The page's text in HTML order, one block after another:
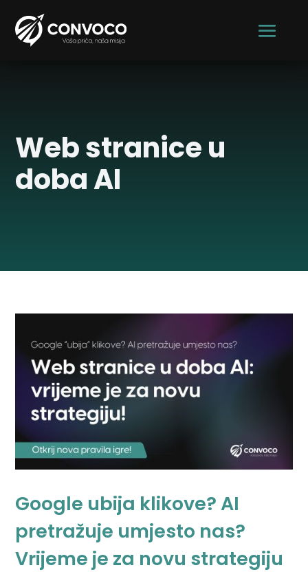
CONVOCO
Web stranice u
doba AI
Google ubija klikove? AI
pretražuje umjesto nas?
Vrijeme je za novu strategiju